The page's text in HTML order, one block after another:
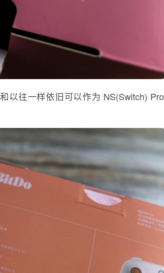
以往一样依旧可以作为 NS(Switch) Pro